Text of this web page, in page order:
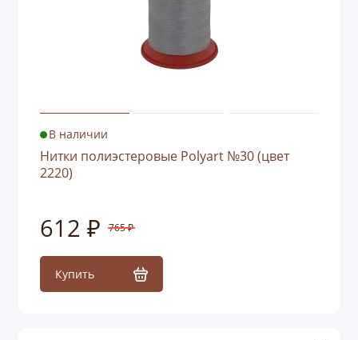
В наличии
Нитки полиэстеровые Polyart №30 (цвет
2220)
612 ₽ 765 ₽
Купить